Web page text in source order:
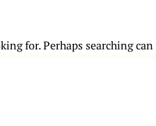
for. Perhaps searching